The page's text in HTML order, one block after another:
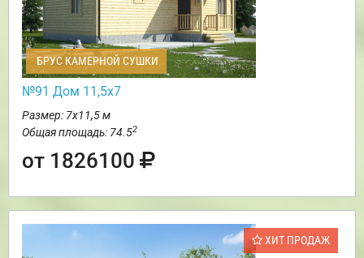
БРУС КАМЕРНОЙ СУШКИ
№91 Дом 11,5х7
Размер: 7х11,5 м
Общая площадь: 74.52
от 1826100
ХИТ ПРОДАЖ